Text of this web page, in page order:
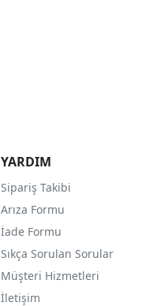
YARDIM
Sipariş Takibi
Arıza Formu
İade Formu
Sıkça Sorulan Sorular
Müşteri Hizmetleri
İletişim